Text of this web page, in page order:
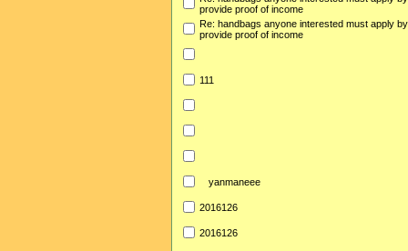
provide proof of income
Re: handbags anyone interested must apply
provide proof of income
111
yanmaneee
2016126
2016126